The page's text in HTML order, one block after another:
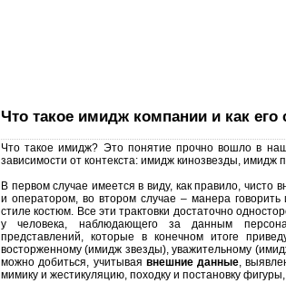
Что такое имидж компании и как
Что такое имидж? Это понятие прочно вошло в
зависимости от контекста: имидж кинозвезды, имидж
В первом случае имеется в виду, как правило,
и оператором, во втором случае – манера
стиле костюм. Все эти трактовки достаточно
у человека, наблюдающего за данным
представлений, которые в конечном итоге
восторженному (имидж звезды), уважительному
можно добиться, учитывая внешние данные,
мимику и жестикуляцию, походку и постановку